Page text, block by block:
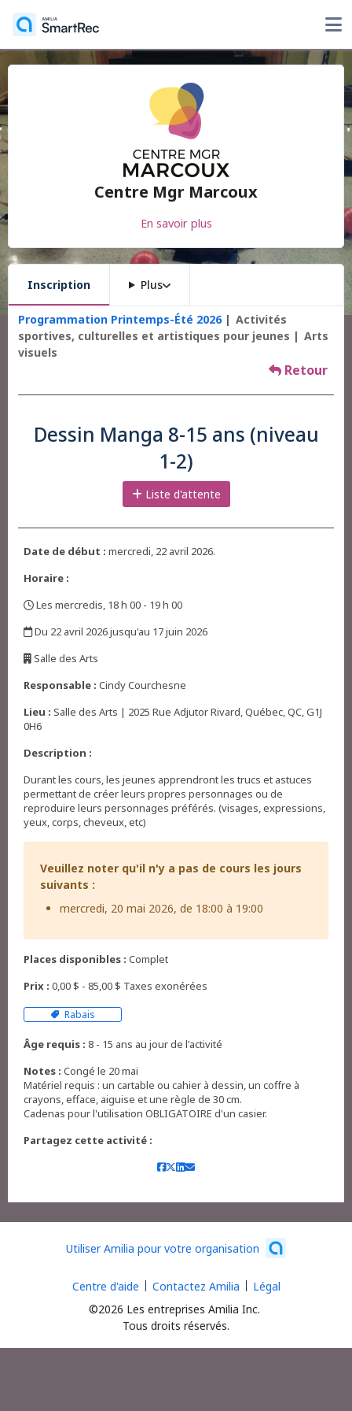
Centre Mgr Marcoux
En savoir plus
Inscription Plus
Programmation Printemps-Été 2026
Activités
sportives, culturelles et artistiques pour jeunes
Arts
visuels
Retour
Dessin Manga 8-15 ans (niveau
1-2)
Liste d'attente
Date de début : mercredi, 22 avril 2026.
Horaire :
Les mercredis, 18 h 00 - 19 h 00
Du 22 avril 2026 jusqu'au 17 juin 2026
Salle des Arts
Responsable : Cindy Courchesne
Lieu : Salle des Arts | 2025 Rue Adjutor Rivard, Québec, QC, G1J
0H6
Description :
Durant les cours, les jeunes apprendront les trucs et astuces
permettant de créer leurs propres personnages ou de
reproduire leurs personnages préférés. (visages, expressions,
yeux, corps, cheveux, etc)
Veuillez noter qu'il n'y a pas de cours les jours
suivants :
mercredi, 20 mai 2026, de 18:00 à 19:00
Places disponibles : Complet
Prix : 0,00 $ - 85,00 $ Taxes exonérées
Rabais
Âge requis : 8 - 15 ans au jour de l'activité
Notes : Congé le 20 mai
Matériel requis : un cartable ou cahier à dessin, un coffre à
crayons, efface, aiguise et une règle de 30 cm.
Cadenas pour l'utilisation OBLIGATOIRE d'un casier.
Partagez cette activité :
Utiliser Amilia pour votre organisation
©2026 Les entreprises Amilia Inc.
Tous droits réservés.
Centre d'aide Contactez Amilia Légal